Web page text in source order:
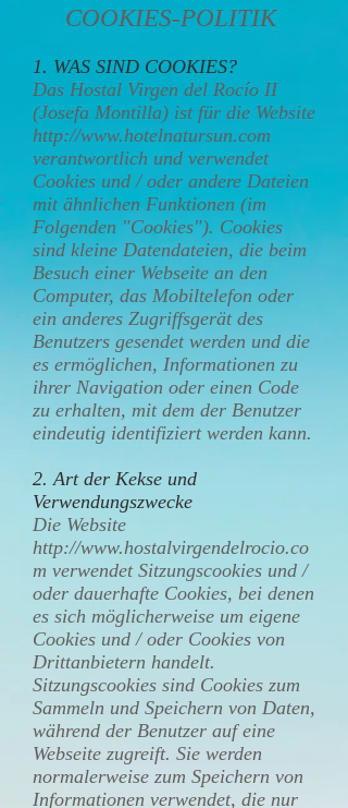
COOKIES-POLITIK
1. WAS SIND COOKIES?
Das Hostal Virgen del Rocío II
(Josefa Montilla) ist für die Website
http://www.hotelnatursun.com
verantwortlich und verwendet
Cookies und / oder andere Dateien
mit ähnlichen Funktionen (im
Folgenden "Cookies"). Cookies
sind kleine Datendateien, die beim
Besuch einer Webseite an den
Computer, das Mobiltelefon oder
ein anderes Zugriffsgerät des
Benutzers gesendet werden und die
es ermöglichen, Informationen zu
ihrer Navigation oder einen Code
zu erhalten, mit dem der Benutzer
eindeutig identifiziert werden kann.
2. Art der Kekse und
Verwendungszwecke
Die Website
http://www.hostalvirgendelrocio.co
m verwendet Sitzungscookies und /
oder dauerhafte Cookies, bei denen
es sich möglicherweise um eigene
Cookies und / oder Cookies von
Drittanbietern handelt.
Sitzungscookies sind Cookies zum
Sammeln und Speichern von Daten,
während der Benutzer auf eine
Webseite zugreift. Sie werden
normalerweise zum Speichern von
Informationen verwendet, die nur